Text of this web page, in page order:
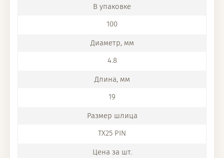
100
4.8
19
TX25 PIN